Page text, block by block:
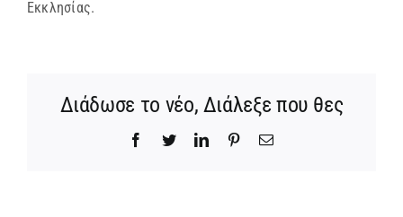
Εκκλησίας.
Διάδωσε το νέο, Διάλεξε που θες
Facebook
TwitterLinkedInPinterestEmail